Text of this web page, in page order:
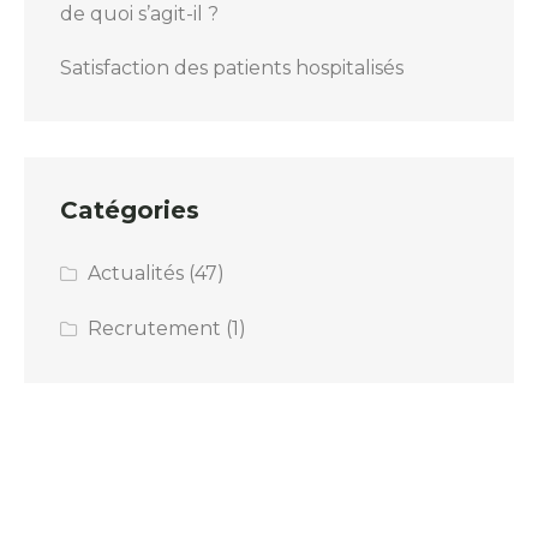
de quoi s’agit-il ?
Satisfaction des patients hospitalisés
Catégories
Actualités (47)
Recrutement (1)